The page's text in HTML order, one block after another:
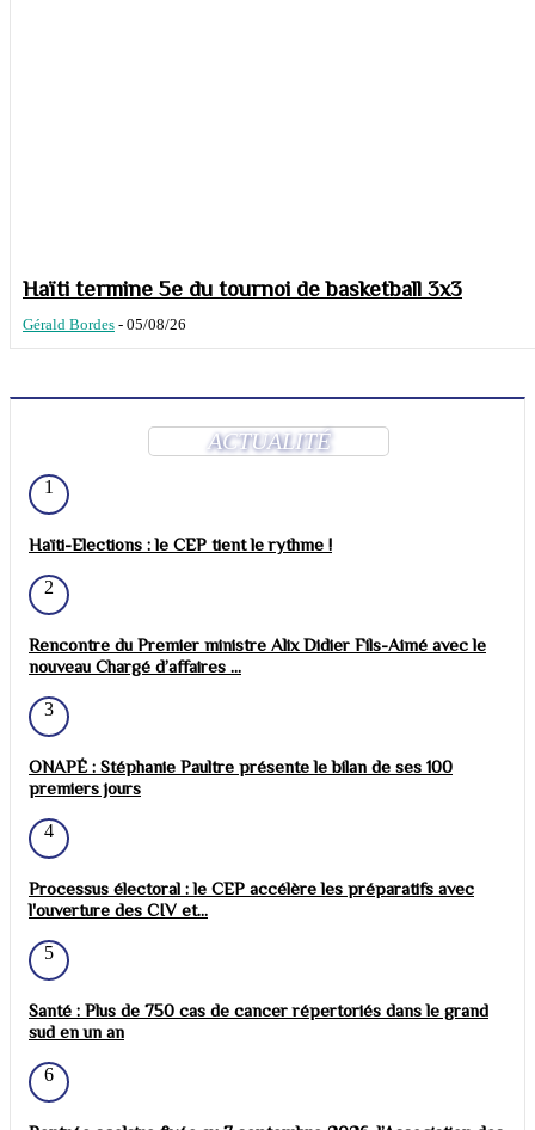
Haïti termine 5e du tournoi de basketball 3x3
Gérald Bordes - 05/08/26
ACTUALITÉ
1
Haïti-Elections : le CEP tient le rythme !
2
Rencontre du Premier ministre Alix Didier Fils-Aimé avec le
nouveau Chargé d’affaires ...
3
ONAPÉ : Stéphanie Paultre présente le bilan de ses 100
premiers jours
4
Processus électoral : le CEP accélère les préparatifs avec
l'ouverture des CIV et...
5
Santé : Plus de 750 cas de cancer répertoriés dans le grand
sud en un an
6